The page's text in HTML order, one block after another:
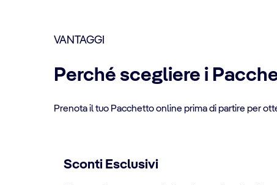
VANTAGGI
Perché scegliere i
Prenota il tuo Pacchetto online prima di partire per
Sconti Esclusivi